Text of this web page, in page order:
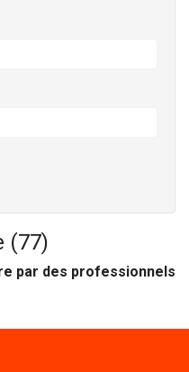
(77)
par des professionnels